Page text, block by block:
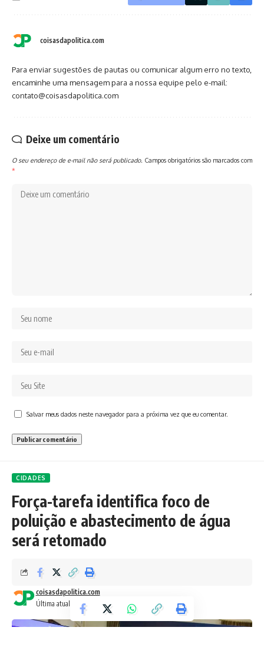
coisasdapolitica.com
Para enviar sugestões de pautas ou comunicar algum erro no texto,
encaminhe uma mensagem para a nossa equipe pelo e-mail:
contato@coisasdapolitica.com
Deixe um comentário
O seu endereço de e-mail não será publicado. Campos obrigatórios são marcados com
*
Salvar meus dados neste navegador para a próxima vez que eu comentar.
CIDADES
Força-tarefa identifica foco de
poluição e abastecimento de água
será retomado
Última atualização: 4 de abril de 2024 10:35 pm
coisasdapolitica.com